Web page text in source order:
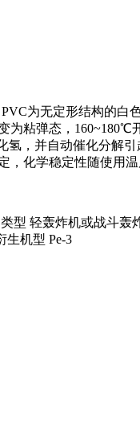
为无定形结构的白
粘弹态，160~180℃
，并自动催化分解
化学稳定性随使用温
型 轻轰炸机或战斗
生机型 Pe-3